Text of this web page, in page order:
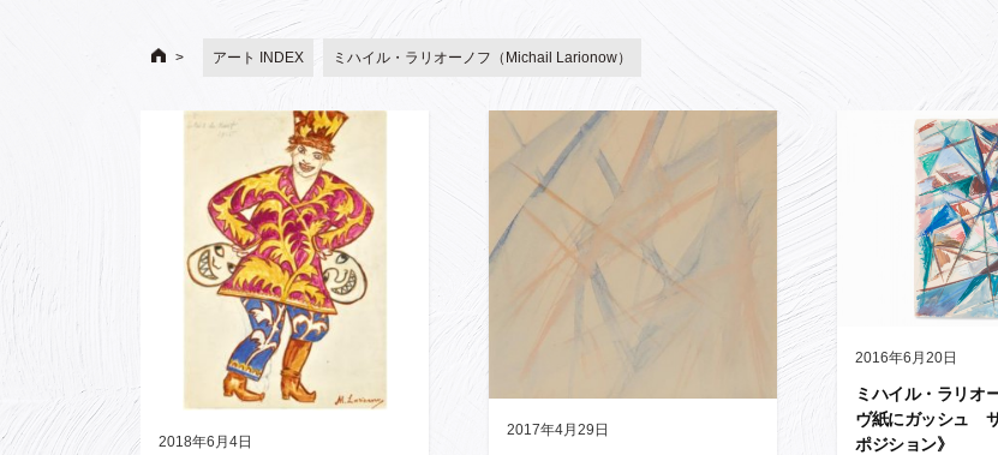
アート INDEX ミハイル・ラリオーノフ（Michail Larionow）
2018年6月4日
2017年4月29日
2016年6月20日
ミハイル・ラリ
ヴ紙にガッシュ
ポジション》